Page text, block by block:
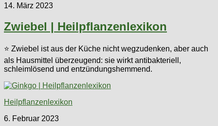
14. März 2023
Zwiebel | Heilpflanzenlexikon
⭐ Zwiebel ist aus der Küche nicht wegzudenken, aber auch
als Hausmittel überzeugend: sie wirkt antibakteriell,
schleimlösend und entzündungshemmend.
Heilpflanzenlexikon
6. Februar 2023